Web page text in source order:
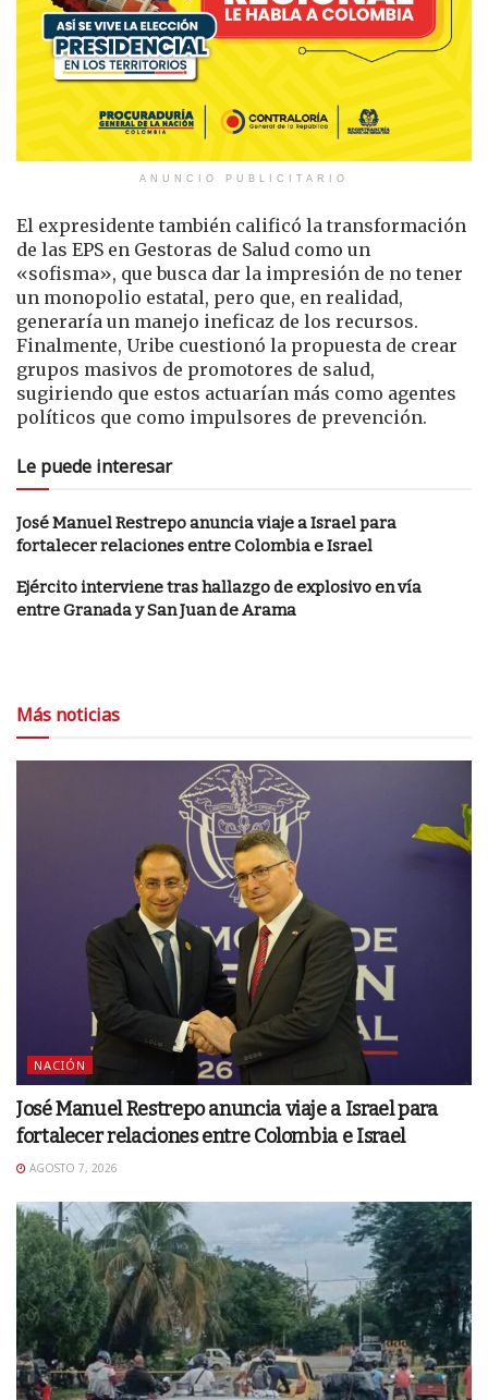
ANUNCIO PUBLICITARIO
El expresidente también calificó la transformación
de las EPS en Gestoras de Salud como un
«sofisma», que busca dar la impresión de no tener
un monopolio estatal, pero que, en realidad,
generaría un manejo ineficaz de los recursos.
Finalmente, Uribe cuestionó la propuesta de crear
grupos masivos de promotores de salud,
sugiriendo que estos actuarían más como agentes
políticos que como impulsores de prevención.
Le puede interesar
José Manuel Restrepo anuncia viaje a Israel para
fortalecer relaciones entre Colombia e Israel
Ejército interviene tras hallazgo de explosivo en vía
entre Granada y San Juan de Arama
Más noticias
NACIÓN
José Manuel Restrepo anuncia viaje a Israel para
fortalecer relaciones entre Colombia e Israel
AGOSTO 7, 2026